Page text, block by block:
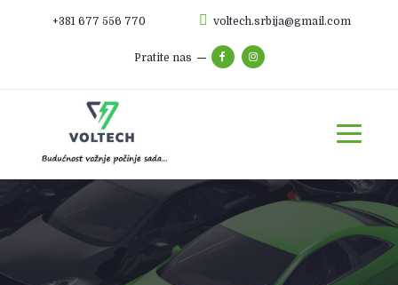
+381 677 556 770 voltech.srbija@gmail.com
Pratite nas